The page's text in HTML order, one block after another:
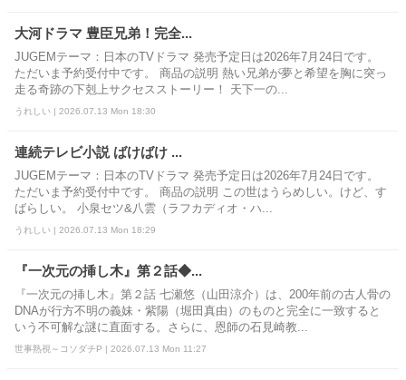
大河ドラマ 豊臣兄弟！完全...
JUGEMテーマ：日本のTVドラマ 発売予定日は2026年7月24日です。
ただいま予約受付中です。 商品の説明 熱い兄弟が夢と希望を胸に突っ
走る奇跡の下剋上サクセスストーリー！ 天下一の...
うれしい | 2026.07.13 Mon 18:30
連続テレビ小説 ばけばけ ...
JUGEMテーマ：日本のTVドラマ 発売予定日は2026年7月24日です。
ただいま予約受付中です。 商品の説明 この世はうらめしい。けど、す
ばらしい。 小泉セツ&八雲（ラフカディオ・ハ...
うれしい | 2026.07.13 Mon 18:29
『一次元の挿し木』第２話◆...
『一次元の挿し木』第２話 七瀬悠（山田涼介）は、200年前の古人骨の
DNAが行方不明の義妹・紫陽（堀田真由）のものと完全に一致すると
いう不可解な謎に直面する。さらに、恩師の石見崎教...
世事熟視～コソダチP | 2026.07.13 Mon 11:27